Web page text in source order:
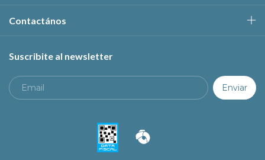
Contactános
Suscribite al newsletter